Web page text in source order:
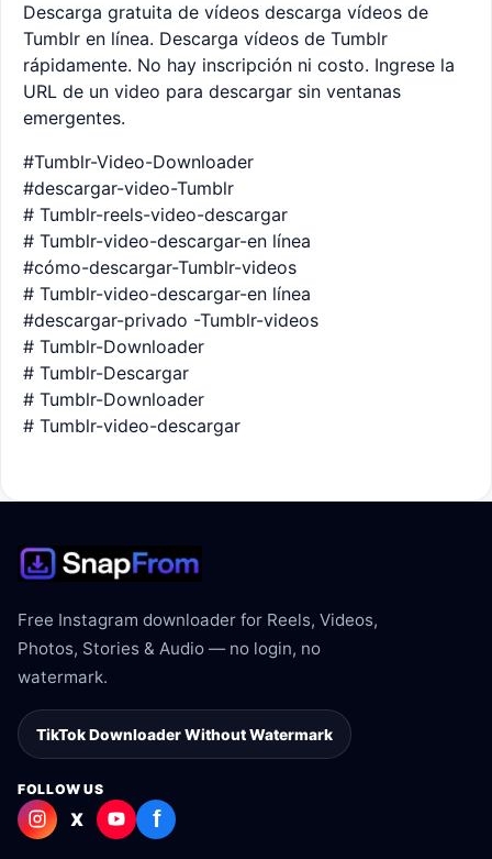
Descarga gratuita de vídeos descarga vídeos de
Tumblr en línea. Descarga vídeos de Tumblr
rápidamente. No hay inscripción ni costo. Ingrese la
URL de un video para descargar sin ventanas
emergentes.
#Tumblr-Video-Downloader
#descargar-video-Tumblr
# Tumblr-reels-video-descargar
# Tumblr-video-descargar-en línea
#cómo-descargar-Tumblr-videos
# Tumblr-video-descargar-en línea
#descargar-privado -Tumblr-videos
# Tumblr-Downloader
# Tumblr-Descargar
# Tumblr-Downloader
# Tumblr-video-descargar
Free Instagram downloader for Reels, Videos,
Photos, Stories & Audio — no login, no
watermark.
TikTok Downloader Without Watermark
FOLLOW US
X f